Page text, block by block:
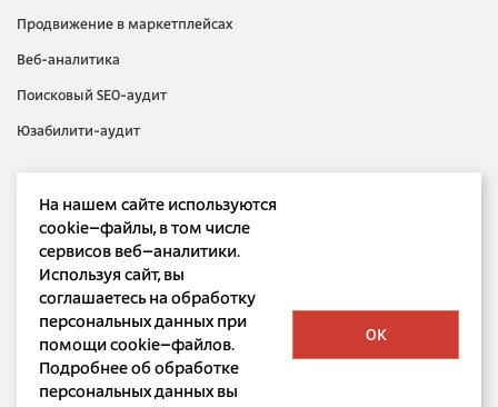
Продвижение в маркетплейсах
Веб-аналитика
Поисковый SEO-аудит
Юзабилити-аудит
Медийная реклама
SMM
SERM
На нашем сайте используются
cookie–файлы, в том числе
сервисов веб–аналитики.
Используя сайт, вы
соглашаетесь на обработку
персональных данных при
помощи cookie–файлов.
Подробнее об обработке
персональных данных вы
OK